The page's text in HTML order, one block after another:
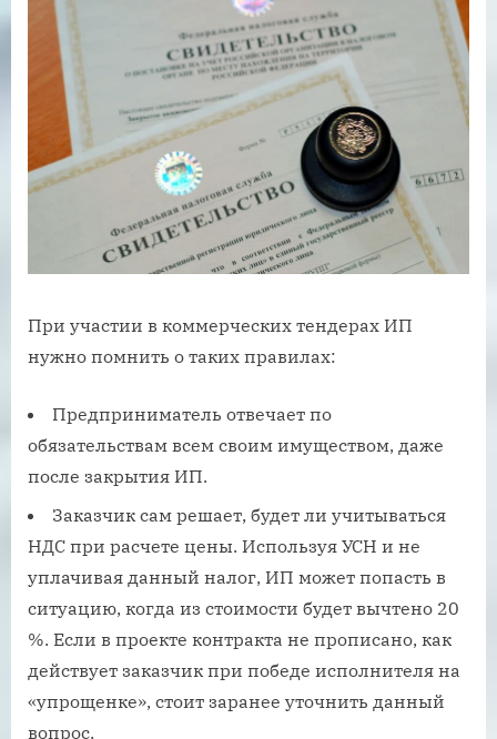
При участии в коммерческих тендерах ИП
нужно помнить о таких правилах:
Предприниматель отвечает по
обязательствам всем своим имуществом, даже
после закрытия ИП.
Заказчик сам решает, будет ли учитываться
НДС при расчете цены. Используя УСН и не
уплачивая данный налог, ИП может попасть в
ситуацию, когда из стоимости будет вычтено 20
%. Если в проекте контракта не прописано, как
действует заказчик при победе исполнителя на
«упрощенке», стоит заранее уточнить данный
вопрос.